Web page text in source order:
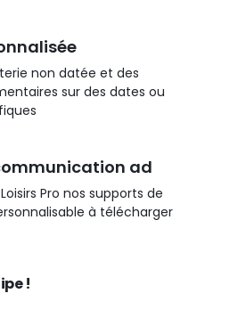
non datée et des
sur des dates ou
ad
Pro nos supports de
à télécharger
!